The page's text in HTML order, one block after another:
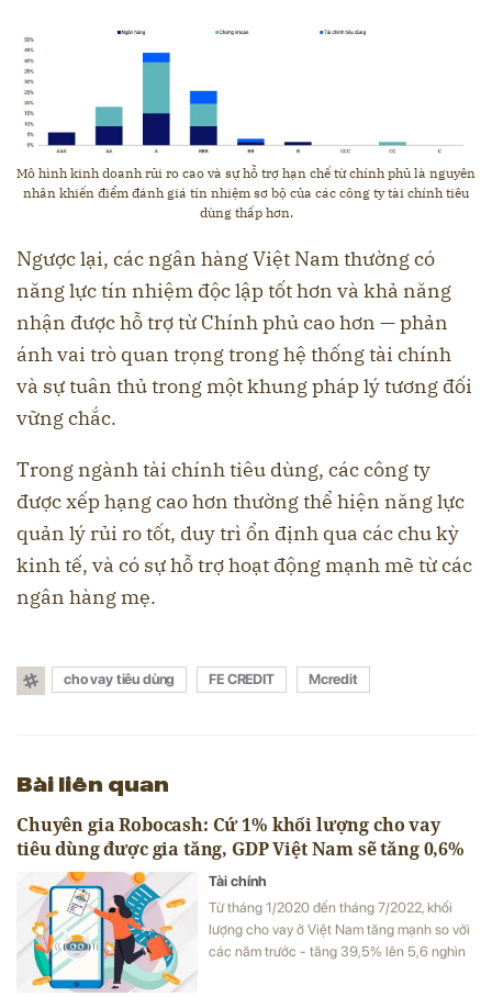
Mô hình kinh doanh rủi ro cao và sự hỗ trợ hạn chế từ chính phủ là nguyên
nhân khiến điểm đánh giá tín nhiệm sơ bộ của các công ty tài chính tiêu
dùng thấp hơn.
Ngược lại, các ngân hàng Việt Nam thường có
năng lực tín nhiệm độc lập tốt hơn và khả năng
nhận được hỗ trợ từ Chính phủ cao hơn — phản
ánh vai trò quan trọng trong hệ thống tài chính
và sự tuân thủ trong một khung pháp lý tương đối
vững chắc.
Trong ngành tài chính tiêu dùng, các công ty
được xếp hạng cao hơn thường thể hiện năng lực
quản lý rủi ro tốt, duy trì ổn định qua các chu kỳ
kinh tế, và có sự hỗ trợ hoạt động mạnh mẽ từ các
ngân hàng mẹ.
cho vay tiêu dùng FE CREDIT Mcredit
Bài liên quan
Chuyên gia Robocash: Cứ 1% khối lượng cho vay
tiêu dùng được gia tăng, GDP Việt Nam sẽ tăng 0,6%
Tài chính
Từ tháng 1/2020 đến tháng 7/2022, khối
lượng cho vay ở Việt Nam tăng mạnh so với
các năm trước - tăng 39,5% lên 5,6 nghìn